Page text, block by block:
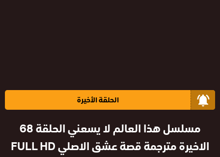
الحلقة الأخيرة
مسلسل هذا العالم لا يسعني الحلقة 68
الاخيرة مترجمة قصة عشق الاصلي FULL HD